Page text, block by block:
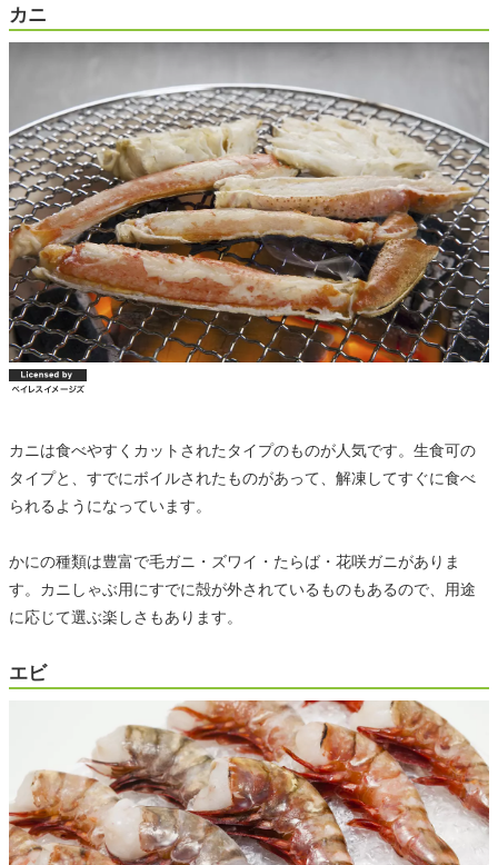
カニ
カニは食べやすくカットされたタイプのものが人気です。生食可の
タイプと、すでにボイルされたものがあって、解凍してすぐに食べ
られるようになっています。
かにの種類は豊富で毛ガニ・ズワイ・たらば・花咲ガニがありま
す。カニしゃぶ用にすでに殻が外されているものもあるので、用途
に応じて選ぶ楽しさもあります。
エビ